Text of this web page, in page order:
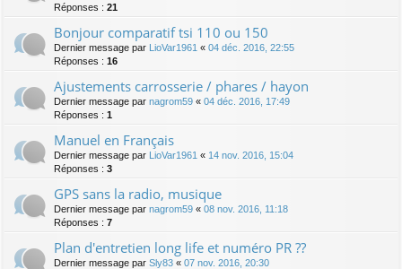
Réponses : 21
Bonjour comparatif tsi 110 ou 150
Dernier message par LioVar1961 « 04 déc. 2016, 22:55
Réponses : 16
Ajustements carrosserie / phares / hayon
Dernier message par nagrom59 « 04 déc. 2016, 17:49
Réponses : 1
Manuel en Français
Dernier message par LioVar1961 « 14 nov. 2016, 15:04
Réponses : 3
GPS sans la radio, musique
Dernier message par nagrom59 « 08 nov. 2016, 11:18
Réponses : 7
Plan d'entretien long life et numéro PR ??
Dernier message par Sly83 « 07 nov. 2016, 20:30